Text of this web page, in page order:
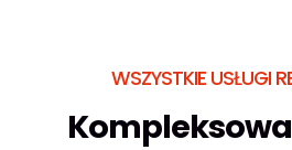
WSZYSTKIE USŁUGI